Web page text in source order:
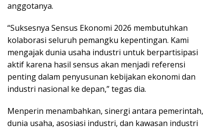
anggotanya.
“Suksesnya Sensus Ekonomi 2026 membutuhkan
kolaborasi seluruh pemangku kepentingan. Kami
mengajak dunia usaha industri untuk berpartisipasi
aktif karena hasil sensus akan menjadi referensi
penting dalam penyusunan kebijakan ekonomi dan
industri nasional ke depan,” tegas dia.
Menperin menambahkan, sinergi antara pemerintah,
dunia usaha, asosiasi industri, dan kawasan industri